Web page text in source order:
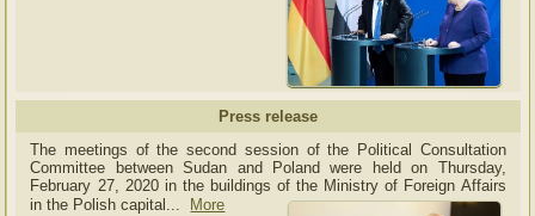
Press release
The meetings of the second session of the Political Consultation
Committee between Sudan and Poland were held on Thursday,
February 27, 2020 in the buildings of the Ministry of Foreign Affairs
in the Polish capital... More